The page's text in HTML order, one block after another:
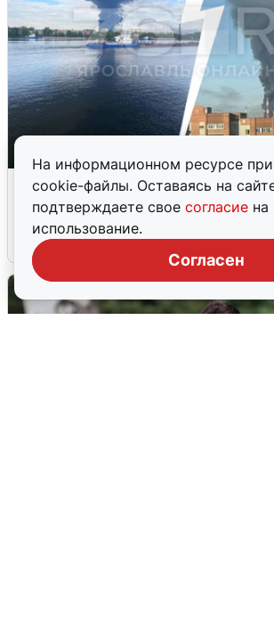
На информационном ресурсе
cookie-файлы. Оставаясь на
подтверждаете свое согласие на
использование.
Согласен
Ночная атака БПЛА на
попадания и последствия
6 августа 0